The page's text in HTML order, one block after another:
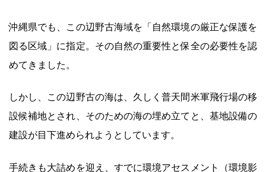
沖縄県でも、この辺野古海域を「自然環境の厳正な保護を
図る区域」に指定。その自然の重要性と保全の必要性を認
めてきました。
しかし、この辺野古の海は、久しく普天間米軍飛行場の移
設候補地とされ、そのための海の埋め立てと、基地設備の
建設が目下進められようとしています。
手続きも大詰めを迎え、すでに環境アセスメント（環境影